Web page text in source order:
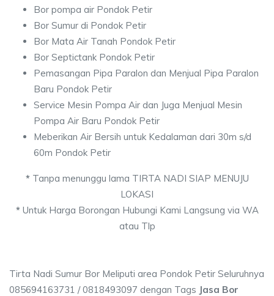
Bor pompa air Pondok Petir
Bor Sumur di Pondok Petir
Bor Mata Air Tanah Pondok Petir
Bor Septictank Pondok Petir
Pemasangan Pipa Paralon dan Menjual Pipa Paralon
Baru Pondok Petir
Service Mesin Pompa Air dan Juga Menjual Mesin
Pompa Air Baru Pondok Petir
Meberikan Air Bersih untuk Kedalaman dari 30m s/d
60m Pondok Petir
*Tanpa menunggu lama TIRTA NADI SIAP MENUJU
LOKASI
*Untuk Harga Borongan Hubungi Kami Langsung via WA
atau Tlp
Tirta Nadi Sumur Bor Meliputi area Pondok Petir Seluruhnya
085694163731 / 0818493097 dengan Tags Jasa Bor